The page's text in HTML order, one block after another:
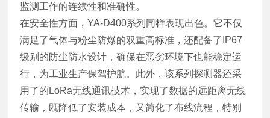
监测工作的连续性和准确性。
在安全性方面，YA-D400系列同样表现出色。它不仅
满足了气体与粉尘防爆的双重高标准，还配备了IP67
级别的防尘防水设计，确保在恶劣环境下也能稳定运
行，为工业生产保驾护航。此外，该系列探测器还采
用了的LoRa无线通讯技术，实现了数据的远距离无线
传输，既降低了安装成本，又简化了布线流程，特别